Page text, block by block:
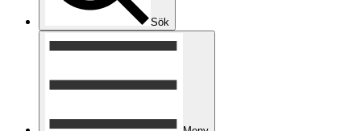
Sök